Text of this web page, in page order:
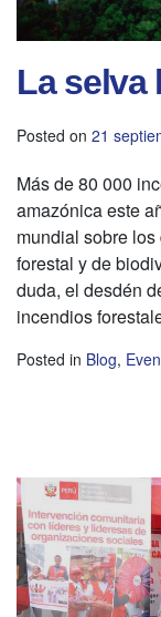
La selva
Posted on 21
Más de 80 000
amazónica este
mundial sobre
forestal y de
duda, el desdén
incendios
Posted in Blog,